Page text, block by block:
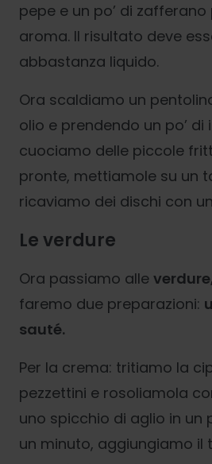
pepe e un po’ di
aroma. Il risultato deve
abbastanza liquido.
Ora scaldiamo un
olio e prendendo un po’ di
cuociamo delle piccole
pronte, mettiamole su un
ricaviamo dei dischi con
Le verdure
Ora passiamo alle
faremo due preparazioni:
sauté.
Per la crema: tritiamo la
pezzettini e rosoliamola
uno spicchio di aglio in un
un minuto, aggiungiamo il